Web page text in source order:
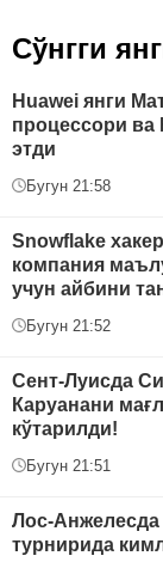
Сўнгги
Huawei янги
процессори ва
этди
Бугун 21:58
Snowflake
компания
учун айбини
Бугун 21:52
Сент-Луисда
Каруанани
кўтарилди!
Бугун 21:51
Лос-Анжелесда
турнирида